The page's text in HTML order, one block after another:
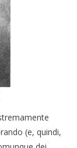
(e, quindi,